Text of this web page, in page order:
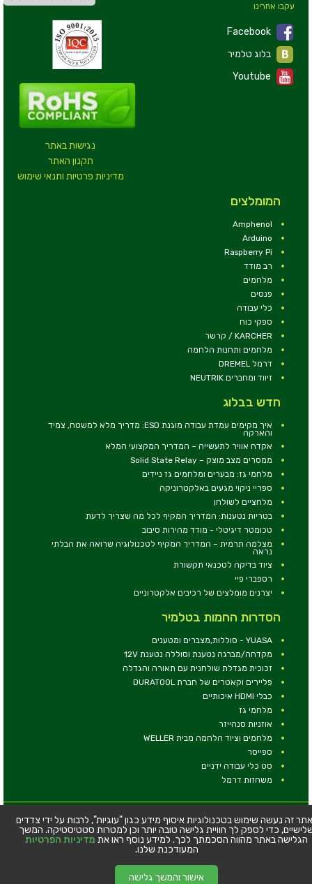
נגישות באתר
תקנון האתר
מדיניות פרטיות ותנאי שימוש
עקבו אחרינו
Facebook
Youtube
המומלצים
Amphenol
Arduino
Raspberry Pi
רב מודד
מלחמים
פנסים
כלי עבודה
ספקי כוח
KARCHER / קרשר
מלחמים ותחנות הלחמה
דרמל DREMEL
זיווד ומחברים NEUTRIK
חדש בבלוג
איך מקימים עמדת עבודה מוגנת ESD: מדריך מלא למשטח, צמיד
והארקה
אקדח אוויר לתעשייה – המדריך המקצועי המלא
ממסרים מצב מוצק – Solid State Relay
מלחמי גז: מבערים ומלחמים גז ניידים
ספריי ניקוי מגעים באלקטרוניקה
מלחציים לשולחן
בטריות נטענות: המדריך המקיף לכל מה שצריך לדעת
טכומטר דיגיטלי - מודד מהירות סיבוב
מצלמה תרמית – המדריך המקיף לטכנולוגיה שרואה את הבלתי
נראה
ציוד בדיקה לטכנאי תקשורת
רספברי פיי
יצרנים מומלצים של רכיבים אלקטרוניים
הסדרות החמות בטלמיר
YUASA - סוללות,מצברים ומטענים
מקדחה/מברגה נטענת וסוללה נטענת 12V
זכוכית מגדלת שולחנית עם תאורה והגדלה
פליירים וקאטרים של חברת DURATOOL
כבלי HDMI איכותיים
מלחמי גז
אוזניות סנהייזר
מלחמים וציוד הלחמה מבית WELLER
ספייסר
סט כלי עבודה ידניים
משחזות דרמל
© כל הזכויות שמורות - טלמיר אלקטרוניקה בע''מ
כתובת: דרך העצמאות 63, חיפה
טלפון:04-8534564
זה נעשה שימוש בטכנולוגיות איסוף מידע כגון "עוגיות", לרבות על ידי צדדים
כדי לספק לך חוויית גלישה טובה יותר וכן למטרות סטטיסטיקה. המשך
הגלישה באתר מהווה הסכמתך לכך. למידע נוסף ראו את מדיניות הפרטיות
המעודכנת שלנו.
אישור והמשך גלישה